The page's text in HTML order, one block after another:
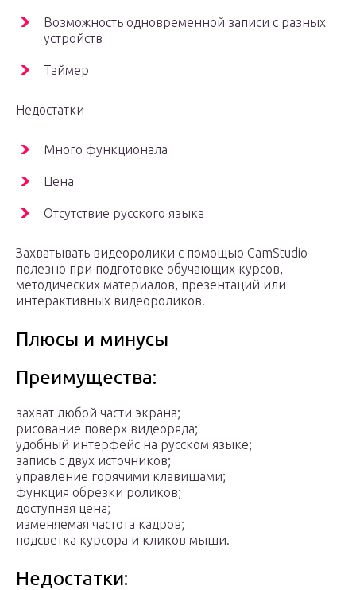
Возможность одновременной записи с разных
устройств
Таймер
Недостатки
Много функционала
Цена
Отсутствие русского языка
Захватывать видеоролики с помощью CamStudio
полезно при подготовке обучающих курсов,
методических материалов, презентаций или
интерактивных видеороликов.
Плюсы и минусы
Преимущества:
захват любой части экрана;
рисование поверх видеоряда;
удобный интерфейс на русском языке;
запись с двух источников;
управление горячими клавишами;
функция обрезки роликов;
доступная цена;
изменяемая частота кадров;
подсветка курсора и кликов мыши.
Недостатки: